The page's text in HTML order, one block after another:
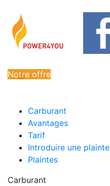
Notre offre
Carburant
Avantages
Tarif
Introduire une plainte
Plaintes
Carburant